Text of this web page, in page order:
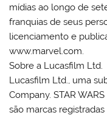
mídias ao longo de
franquias de seus
licenciamento e
www.marvel.com.
Sobre a Lucasfilm Ltd.
Lucasfilm Ltd., uma
Company. STAR
são marcas